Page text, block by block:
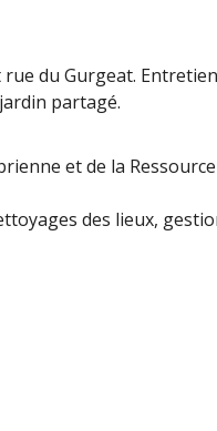
du Gurgeat.
partagé.
et de la
des lieux,